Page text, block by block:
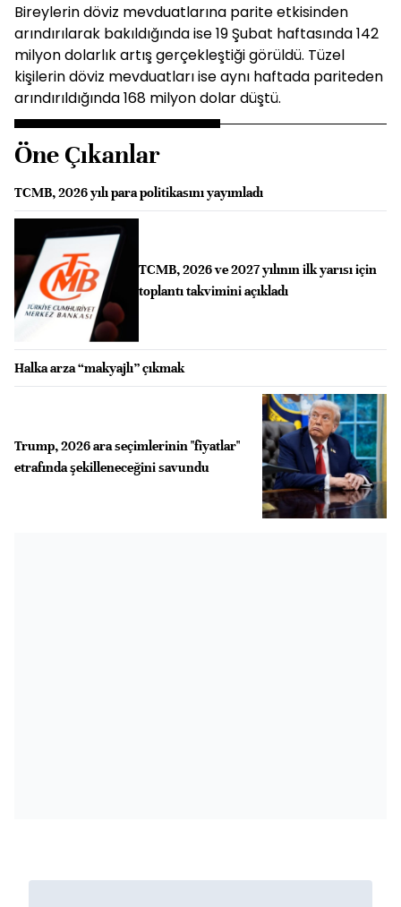
Bireylerin döviz mevduatlarına parite etkisinden
arındırılarak bakıldığında ise 19 Şubat haftasında 142
milyon dolarlık artış gerçekleştiği görüldü. Tüzel
kişilerin döviz mevduatları ise aynı haftada pariteden
arındırıldığında 168 milyon dolar düştü.
Öne Çıkanlar
TCMB, 2026 yılı para politikasını yayımladı
TCMB, 2026 ve 2027 yılının ilk yarısı için
toplantı takvimini açıkladı
Halka arza “makyajlı” çıkmak
Trump, 2026 ara seçimlerinin "fiyatlar"
etrafında şekilleneceğini savundu